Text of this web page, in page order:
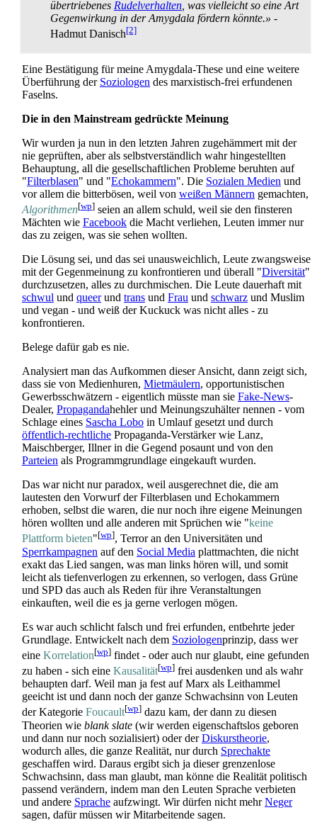
übertriebenes Rudelverhalten , was vielleicht so eine Art
Gegenwirkung in der Amygdala fördern könnte.» -
Hadmut Danisch[2]
Eine Bestätigung für meine Amygdala-These und eine weitere
Überführung der Soziologen des marxistisch-frei erfundenen
Faselns.
Die in den Mainstream gedrückte Meinung
Wir wurden ja nun in den letzten Jahren zugehämmert mit der
nie geprüften, aber als selbstverständlich wahr hingestellten
Behauptung, all die gesellschaftlichen Probleme beruhten auf
"Filterblasen" und "Echokammern". Die Sozialen Medien und
vor allem die bitterbösen, weil von weißen Männern gemachten,
Algorithmen[wp] seien an allem schuld, weil sie den finsteren
Mächten wie Facebook die Macht verliehen, Leuten immer nur
das zu zeigen, was sie sehen wollten.
Die Lösung sei, und das sei unausweichlich, Leute zwangsweise
mit der Gegenmeinung zu konfrontieren und überall "Diversität"
durchzusetzen, alles zu durchmischen. Die Leute dauerhaft mit
schwul und queerund trans und Frau und schwarz und Muslim
und vegan - und weiß der Kuckuck was nicht alles - zu
konfrontieren.
Belege dafür gab es nie.
Analysiert man das Aufkommen dieser Ansicht, dann zeigt sich,
dass sie von Medien­huren, Mietmäulern, opportunistischen
Gewerbs­schwätzern - eigentlich müsste man sie Fake-News-
Dealer, Propaganda­hehler und Meinungs­zuhälter nennen - vom
Schlage eines Sascha Lobo in Umlauf gesetzt und durch
öffentlich-rechtliche Propaganda-Verstärker wie Lanz,
Maischberger, Illner in die Gegend posaunt und von den
Parteien als Programm­grundlage eingekauft wurden.
Das war nicht nur paradox, weil ausgerechnet die, die am
lautesten den Vorwurf der Filterblasen und Echokammern
erhoben, selbst die waren, die nur noch ihre eigene Meinungen
hören wollten und alle anderen mit Sprüchen wie "keine
Plattform bieten"[wp], Terror an den Universitäten und
Sperrkampagnen auf den Social Media plattmachten, die nicht
exakt das Lied sangen, was man links hören will, und somit
leicht als tiefen­verlogen zu erkennen, so verlogen, dass Grüne
und SPD das auch als Reden für ihre Veranstaltungen
einkauften, weil die es ja gerne verlogen mögen.
Es war auch schlicht falsch und frei erfunden, entbehrte jeder
Grundlage. Entwickelt nach dem Soziologen­prinzip, dass wer
eine Korrelation[wp] findet - oder auch nur glaubt, eine gefunden
zu haben - sich eine Kausalität[wp] frei ausdenken und als wahr
behaupten darf. Weil man ja fest auf Marx als Leithammel
geeicht ist und dann noch der ganze Schwachsinn von Leuten
der Kategorie Foucault[wp] dazu kam, der dann zu diesen
Theorien wie blank slate (wir werden eigenschaftslos geboren
und dann nur noch sozialisiert) oder derDiskurstheorie,
wodurch alles, die ganze Realität, nur durch Sprechakte
geschaffen wird. Daraus ergibt sich ja dieser grenzenlose
Schwachsinn, dass man glaubt, man könne die Realität politisch
passend verändern, indem man den Leuten Sprache verbieten
und andere Sprache aufzwingt. Wir dürfen nicht mehrNeger
sagen, dafür müssen wir Mitarbeitende sagen.